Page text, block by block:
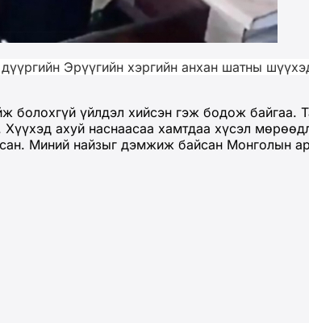
Эрүүгийн хэргийн анхан шатны
үйлдэл хийсэн гэж бодож байгаа.
Хүүхэд ахуй наснаасаа хамтдаа хүсэл
Миний найзыг дэмжиж байсан Монголын